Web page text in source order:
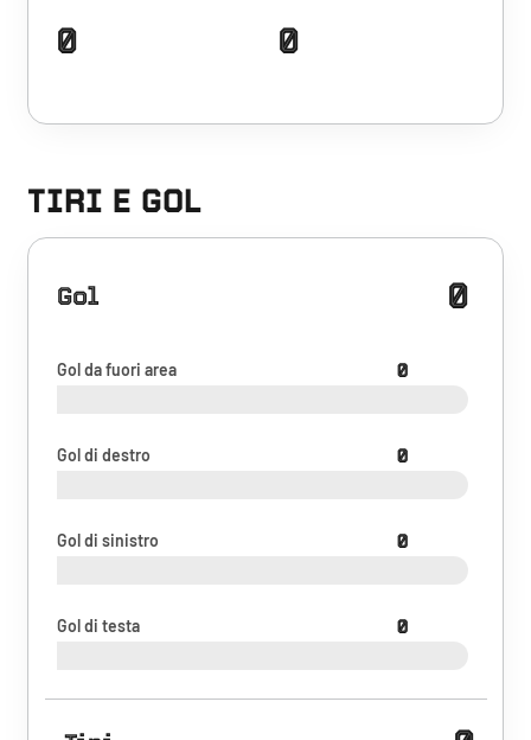
0 0
TIRI E GOL
Gol 0
Gol da fuori area 0
Gol di destro 0
Gol di sinistro 0
Gol di testa 0